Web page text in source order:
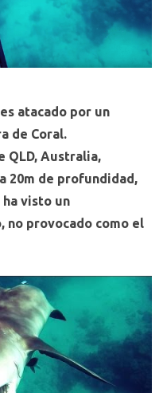
atacado por un
de Coral.
QLD, Australia,
20m de profundidad,
ha visto un
no provocado como el